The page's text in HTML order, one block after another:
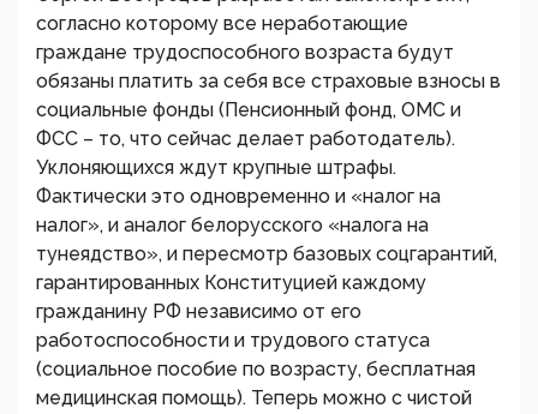
согласно которому все неработающие
граждане трудоспособного возраста будут
обязаны платить за себя все страховые взносы в
социальные фонды (Пенсионный фонд, ОМС и
ФСС – то, что сейчас делает работодатель).
Уклоняющихся ждут крупные штрафы.
Фактически это одновременно и «налог на
налог», и аналог белорусского «налога на
тунеядство», и пересмотр базовых соцгарантий,
гарантированных Конституцией каждому
гражданину РФ независимо от его
работоспособности и трудового статуса
(социальное пособие по возрасту, бесплатная
медицинская помощь). Теперь можно с чистой